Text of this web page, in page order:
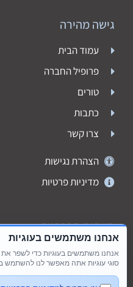
גישה מהירה
עמוד הבית
פרופיל החברה
טורים
כתבות
צרו קשר
הצהרת נגישות
מדיניות פרטיות
רשתות חברתיות
אנחנו משתמשים בעוגיות
אנחנו משתמשים בעוגיות כדי לשפר
סוגי עוגיות אתה מאפשר לנו להשתמש